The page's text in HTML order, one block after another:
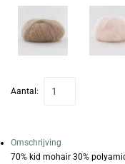
Aantal:
Omschrijving
70% kid mohair 30%